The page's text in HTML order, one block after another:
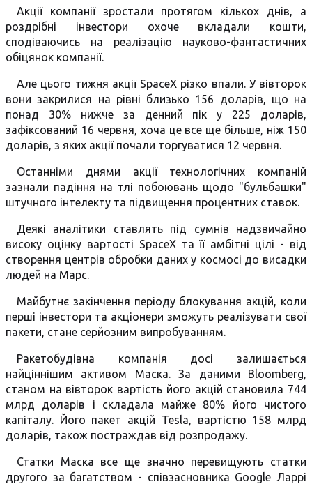
Акції компанії зростали протягом кількох днів, а
роздрібні інвестори охоче вкладали кошти,
сподіваючись на реалізацію науково-фантастичних
обіцянок компанії.
Але цього тижня акції SpaceX різко впали. У вівторок
вони закрилися на рівні близько 156 доларів, що на
понад 30% нижче за денний пік у 225 доларів,
зафіксований 16 червня, хоча це все ще більше, ніж 150
доларів, з яких акції почали торгуватися 12 червня.
Останніми днями акції технологічних компаній
зазнали падіння на тлі побоювань щодо "бульбашки"
штучного інтелекту та підвищення процентних ставок.
Деякі аналітики ставлять під сумнів надзвичайно
високу оцінку вартості SpaceX та її амбітні цілі - від
створення центрів обробки даних у космосі до висадки
людей на Марс.
Майбутнє закінчення періоду блокування акцій, коли
перші інвестори та акціонери зможуть реалізувати свої
пакети, стане серйозним випробуванням.
Ракетобудівна компанія досі залишається
найціннішим активом Маска. За даними Bloomberg,
станом на вівторок вартість його акцій становила 744
млрд доларів і складала майже 80% його чистого
капіталу. Його пакет акцій Tesla, вартістю 158 млрд
доларів, також постраждав від розпродажу.
Статки Маска все ще значно перевищують статки
другого за багатством - співзасновника Google Ларрі